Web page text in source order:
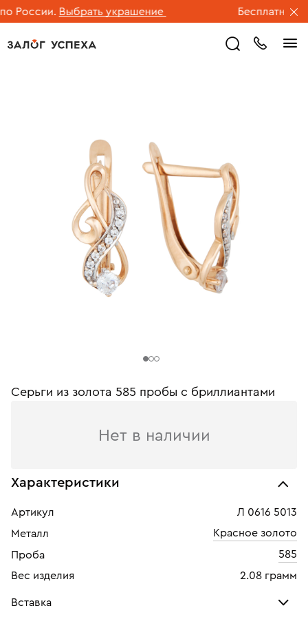
России. Выбрать украшение Бесплатная
Серьги из золота 585 пробы c бриллиантами
Нет в наличии
Характеристики
Артикул
Л 0616 5013
Металл
Красное золото
Проба
585
Вес изделия
2.08 грамм
Вставка